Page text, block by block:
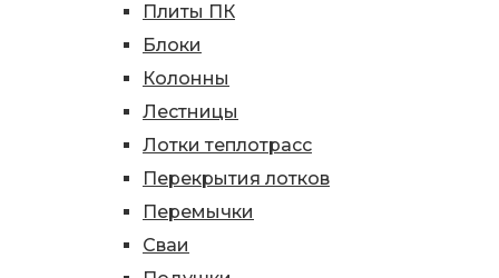
Плиты ПК
Блоки
Колонны
Лестницы
Лотки теплотрасс
Перекрытия лотков
Перемычки
Сваи